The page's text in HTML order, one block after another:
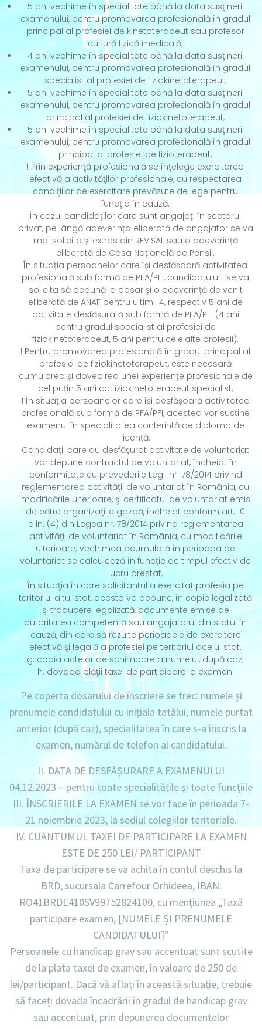
5 ani vechime în specialitate până la data susţinerii
examenului, pentru promovarea profesională în gradul
principal al profesiei de kinetoterapeut sau profesor
cultură fizică medicală;
4 ani vechime în specialitate până la data susţinerii
examenului, pentru promovarea profesională în gradul
specialist al profesiei de fiziokinetoterapeut;
5 ani vechime în specialitate până la data susţinerii
examenului, pentru promovarea profesională în gradul
principal al profesiei de fiziokinetoterapeut;
5 ani vechime în specialitate până la data susţinerii
examenului, pentru promovarea profesională în gradul
principal al profesiei de fizioterapeut.
! Prin experienţă profesională se înţelege exercitarea
efectivă a activităţilor profesionale, cu respectarea
condiţiilor de exercitare prevăzute de lege pentru
funcţia în cauză.
În cazul candidaților care sunt angajați în sectorul
privat, pe lângă adeverința eliberată de angajator se va
mai solicita și extras din REVISAL sau o adeverință
eliberată de Casa Națională de Pensii.
În situația persoanelor care își desfășoară activitatea
profesională sub formă de PFA/PFI, candidatului i se va
solicita să depună la dosar și o adeverință de venit
eliberată de ANAF pentru ultimii 4, respectiv 5 ani de
activitate desfășurată sub formă de PFA/PFI (4 ani
pentru gradul specialist al profesiei de
fiziokinetoterapeut, 5 ani pentru celelalte profesii).
! Pentru promovarea profesională în gradul principal al
profesiei de fiziokinetoterapeut, este necesară
cumularea și dovedirea unei experiențe profesionale de
cel puțin 5 ani ca fiziokinetoterapeut specialist.
! În situația persoanelor care își desfășoară activitatea
profesională sub formă de PFA/PFI, acestea vor susține
examenul în specialitatea conferintă de diploma de
licență.
Candidaţii care au desfăşurat activitate de voluntariat
vor depune contractul de voluntariat, încheiat în
conformitate cu prevederile Legii nr. 78/2014 privind
reglementarea activităţii de voluntariat în România, cu
modificările ulterioare, şi certificatul de voluntariat emis
de către organizaţiile gazdă, încheiat conform art. 10
alin. (4) din Legea nr. 78/2014 privind reglementarea
activităţii de voluntariat în România, cu modificările
ulterioare; vechimea acumulată în perioada de
voluntariat se calculează în funcţie de timpul efectiv de
lucru prestat.
În situaţia în care solicitantul a exercitat profesia pe
teritoriul altui stat, acesta va depune, în copie legalizată
şi traducere legalizată, documente emise de
autoritatea competentă sau angajatorul din statul în
cauză, din care să rezulte perioadele de exercitare
efectivă şi legală a profesiei pe teritoriul acelui stat.
g. copia actelor de schimbare a numelui, după caz;
h. dovada plăţii taxei de participare la examen.
Pe coperta dosarului de înscriere se trec: numele şi
prenumele candidatului cu iniţiala tatălui, numele purtat
anterior (după caz), specialitatea în care s-a înscris la
examen, numărul de telefon al candidatului.
II. DATA DE DESFĂȘURARE A EXAMENULUI
04.12.2023 – pentru toate specialitățile și toate funcțiile
III. ÎNSCRIERILE LA EXAMEN se vor face în perioada 7-
21 noiembrie 2023, la sediul colegiilor teritoriale.
IV. CUANTUMUL TAXEI DE PARTICIPARE LA EXAMEN
ESTE DE 250 LEI/ PARTICIPANT
Taxa de participare se va achita în contul deschis la
BRD, sucursala Carrefour Orhideea, IBAN:
RO41BRDE410SV99752824100, cu mențiunea „Taxă
participare examen, [NUMELE ȘI PRENUMELE
CANDIDATULUI]”
Persoanele cu handicap grav sau accentuat sunt scutite
de la plata taxei de examen, în valoare de 250 de
lei/participant. Dacă vă aflați în această situație, trebuie
să faceți dovada încadrării în gradul de handicap grav
sau accentuat, prin depunerea documentelor